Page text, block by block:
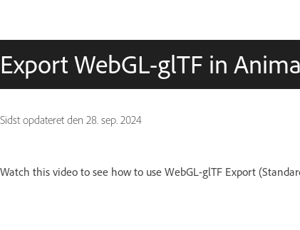
Export WebGL-glTF in
Sidst opdateret den 28. sep. 2024
Watch this video to see how to use WebGL-glTF Export